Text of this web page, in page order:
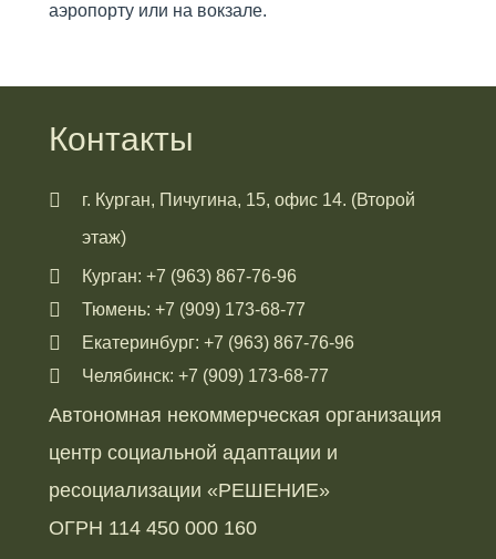
АЛКОГОЛЬНОМ ОТРАВЛЕНИИ
АЛКОГОЛИКАМ В КУРГАНЕ
Стоимость
Важно знать
Отзывы
Контакты
аэропорту или на вокзале.
Контакты
г. Курган, Пичугина, 15, офис 14. (Второй
этаж)
Курган: +7 (963) 867-76-96
Тюмень: +7 (909) 173-68-77
Екатеринбург: +7 (963) 867-76-96
Челябинск: +7 (909) 173-68-77
Автономная некоммерческая организация
центр социальной адаптации и
ресоциализации «РЕШЕНИЕ»
ОГРН 114 450 000 160